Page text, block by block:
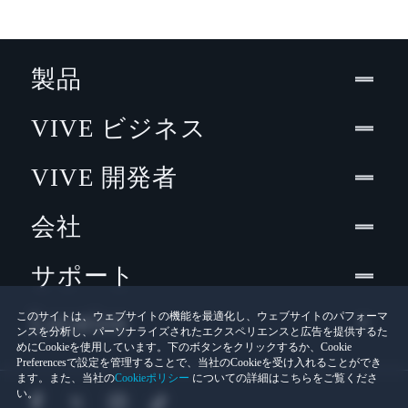
このサイトは、ウェブサイトの機能を最適化し、ウェブサイトのパフォーマ
ンスを分析し、パーソナライズされたエクスペリエンスと広告を提供するた
めにCookieを使用しています。下のボタンをクリックするか、Cookie
Preferencesで設定を管理することで、当社のCookieを受け入れることができ
ます。また、当社のCookieポリシー についての詳細はこちらをご覧くださ
い。
製品
VIVE ビジネス
VIVE 開発者
会社
サポート
Location